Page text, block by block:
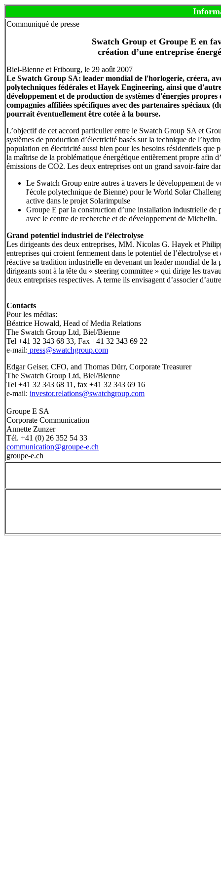
Communiqué de presse
Swatch Group et Groupe E en
création d’une entreprise
Biel-Bienne et Fribourg, le 29 août 2007
Le Swatch Group SA: leader mondial de l'horlogerie, créera,
polytechniques fédérales et Hayek Engineering, ainsi que
développement et de production de systèmes d'énergies
compagnies affiliées spécifiques avec des partenaires spéciaux
pourrait éventuellement être cotée à la bourse.
L’objectif de cet accord particulier entre le Swatch Group SA et
systèmes de production d’électricité basés sur la technique de
population en électricité aussi bien pour les besoins résidentiels que
la maîtrise de la problématique énergétique entièrement propre afin
émissions de CO2. Les deux entreprises ont un grand savoir-faire
Le Swatch Group entre autres à travers le développement de
l'école polytechnique de Bienne) pour le World Solar
active dans le projet Solarimpulse
Groupe E par la construction d’une installation industrielle de
avec le centre de recherche et de développement de Michelin.
Grand potentiel industriel de l’électrolyse
Les dirigeants des deux entreprises, MM. Nicolas G. Hayek et
entreprises qui croient fermement dans le potentiel de l’électrolyse
réactive sa tradition industrielle en devenant un leader mondial de
dirigeants sont à la tête du « steering committee » qui dirige les
deux entreprises respectives. A terme ils envisagent d’associer
Contacts
Pour les médias:
Béatrice Howald, Head of Media Relations
The Swatch Group Ltd, Biel/Bienne
Tel +41 32 343 68 33, Fax +41 32 343 69 22
e-mail: press@swatchgroup.com
Edgar Geiser, CFO, and Thomas Dürr, Corporate Treasurer
The Swatch Group Ltd, Biel/Bienne
Tel +41 32 343 68 11, fax +41 32 343 69 16
e-mail: investor.relations@swatchgroup.com
Groupe E SA
Corporate Communication
Annette Zunzer
Tél. +41 (0) 26 352 54 33
communication@groupe-e.ch
groupe-e.ch